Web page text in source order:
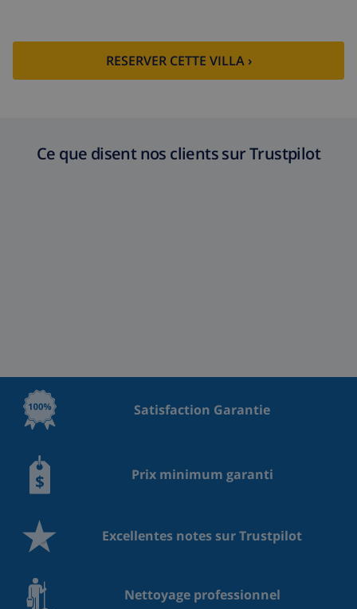
RESERVER CETTE VILLA ›
Ce que disent nos clients sur Trustpilot
Satisfaction Garantie
Prix minimum garanti
Excellentes notes sur Trustpilot
Nettoyage professionnel